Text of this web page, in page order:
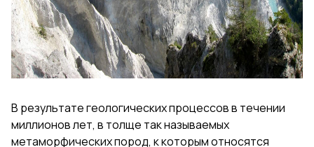
В результате геологических процессов в течении
миллионов лет, в толще так называемых
метаморфических пород, к которым относятся